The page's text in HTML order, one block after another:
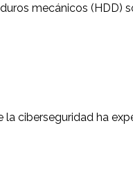
mecánicos (HDD)
ciberseguridad ha